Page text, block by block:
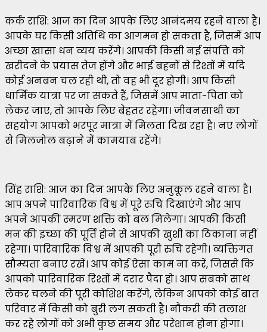
कर्क राशि: आज का दिन आपके लिए आनंदमय रहने वाला है।
आपके घर किसी अतिथि का आगमन हो सकता है, जिसमें आप
अच्छा खासा धन व्यय करेंगे। आपकी किसी नई संपत्ति को
खरीदने के प्रयास तेज होंगे और भाई बहनों से रिश्तों में यदि
कोई अनबन चल रही थी, तो वह भी दूर होगी। आप किसी
धार्मिक यात्रा पर जा सकते हैं, जिसमें आप माता-पिता को
लेकर जाए, तो आपके लिए बेहतर रहेगा। जीवनसाथी का
सहयोग आपको भरपूर मात्रा में मिलता दिख रहा है। नए लोगों
से मिलजोल बढ़ाने में कामयाब रहेंगे।
सिंह राशि: आज का दिन आपके लिए अनुकूल रहने वाला है।
आप अपने पारिवारिक विश्व में पूरे रुचि दिखाएंगे और आप
अपने आपकी स्मरण शक्ति को बल मिलेगा। आपकी किसी
मन की इच्छा की पूर्ति होने से आपकी खुशी का ठिकाना नहीं
रहेगा। पारिवारिक विश्व में आपकी पूरी रुचि रहेगी। व्यक्तिगत
सौम्यता बनाए रखें। आप कोई ऐसा काम ना करें, जिससे कि
आपको पारिवारिक रिश्तों में दरार पैदा हो। आप सबको साथ
लेकर चलने की पूरी कोशिश करेंगे, लेकिन आपको कोई बात
परिवार में किसी को बुरी लग सकती है। नौकरी की तलाश
कर रहे लोगों को अभी कुछ समय और परेशान होना होगा।